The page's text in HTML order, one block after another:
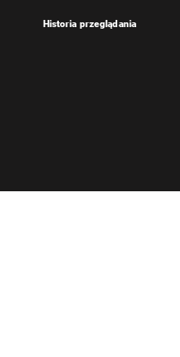
Historia przeglądania